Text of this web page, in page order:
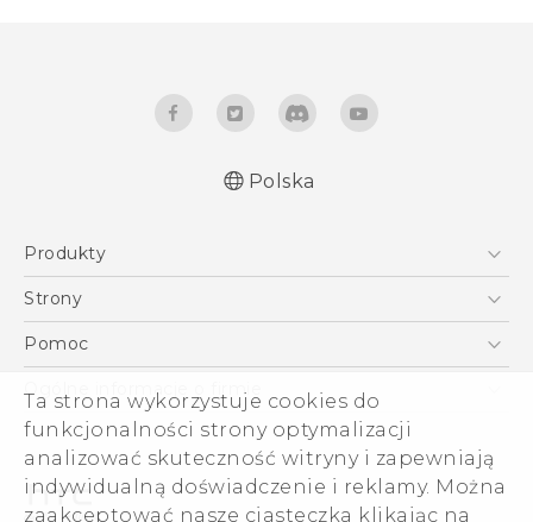
Ta strona wykorzystuje cookies do
funkcjonalności strony optymalizacji
analizować skuteczność witryny i zapewniają
indywidualną doświadczenie i reklamy. Można
zaakceptować nasze ciasteczka klikając na
Polish - Wytyczne dotyczące bezpieczeństwa i
User manual
Safety and regulatory guide
Polska
Produkty
Smartfony
VIVE
Akcesoria
Strony
HTC Vive
Pomoc
Pomoc E-commerce
Ogólne informacje o firmie
ESG
Informacje o firmie
Dla inwestorów (angielski)